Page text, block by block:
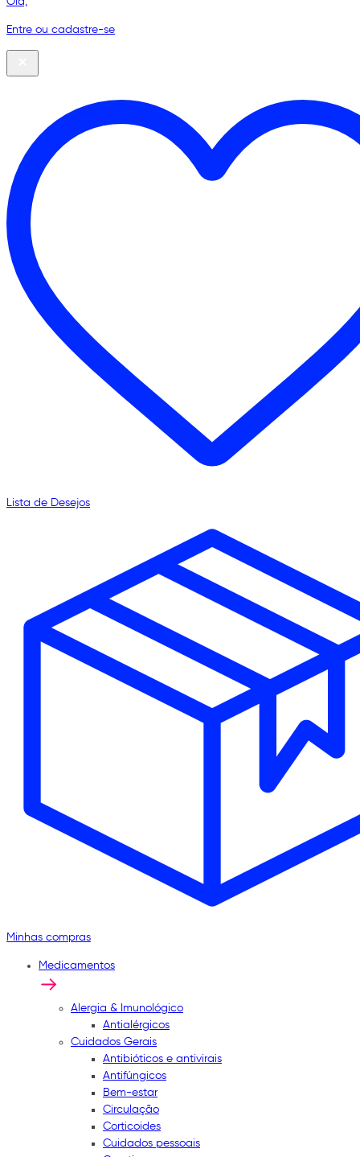
Entre ou cadastre-se
Lista de Desejos
Minhas compras
Medicamentos
Alergia & Imunológico
Antialérgicos
Cuidados Gerais
Antibióticos e antivirais
Antifúngicos
Bem-estar
Circulação
Corticoides
Cuidados pessoais